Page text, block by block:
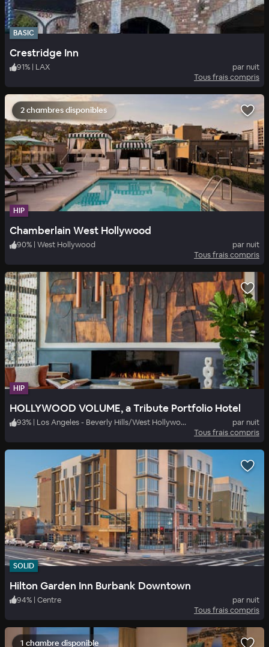
BASIC
Crestridge Inn
91% | LAX
par nuit
Tous frais compris
2 chambres disponibles
HIP
Chamberlain West Hollywood
90% | West Hollywood
par nuit
Tous frais compris
HIP
HOLLYWOOD VOLUME, a Tribute Portfolio Hotel
93% | Los Angeles - Beverly Hills/West Hollywood
par nuit
Tous frais compris
SOLID
Hilton Garden Inn Burbank Downtown
94% | Centre
par nuit
Tous frais compris
1 chambre disponible